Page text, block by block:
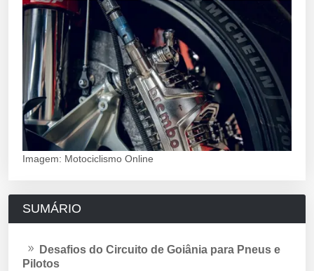
Imagem: Motociclismo Online
SUMÁRIO
Desafios do Circuito de Goiânia para Pneus e
Pilotos